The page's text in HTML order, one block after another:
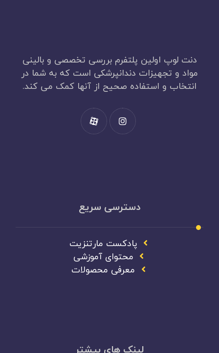
دنت لوپ اولین پلتفرم بررسی تخصصی و بالینی
مواد و تجهیزات دندانپرشکی است که به شما در
انتخاب و استفاده صحیح از آنها کمک می کند.
دسترسی سریع
پادکست مارتنزیت
محتوای آموزشی
معرفی محصولات
لینک های بیشتر